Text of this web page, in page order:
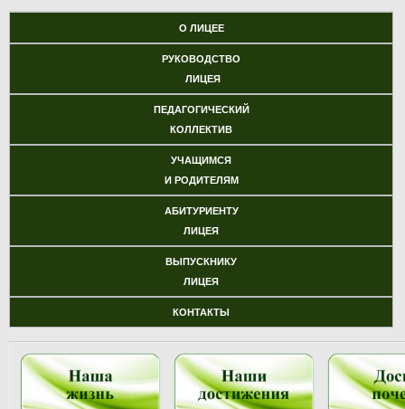
О ЛИЦЕЕ
РУКОВОДСТВО
ЛИЦЕЯ
ПЕДАГОГИЧЕСКИЙ
КОЛЛЕКТИВ
УЧАЩИМСЯ
И РОДИТЕЛЯМ
АБИТУРИЕНТУ
ЛИЦЕЯ
ВЫПУСКНИКУ
ЛИЦЕЯ
КОНТАКТЫ